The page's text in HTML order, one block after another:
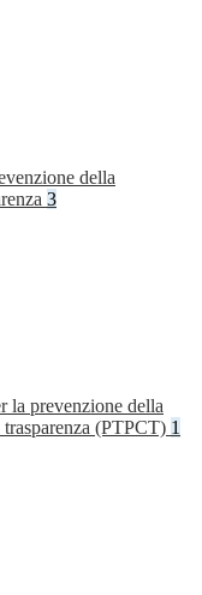
della
3
la prevenzione della
(PTPCT) 1